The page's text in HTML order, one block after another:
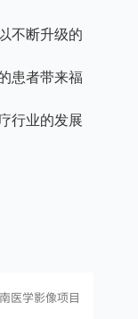
不断升级的
患者带来福
行业的发展
医学影像项目